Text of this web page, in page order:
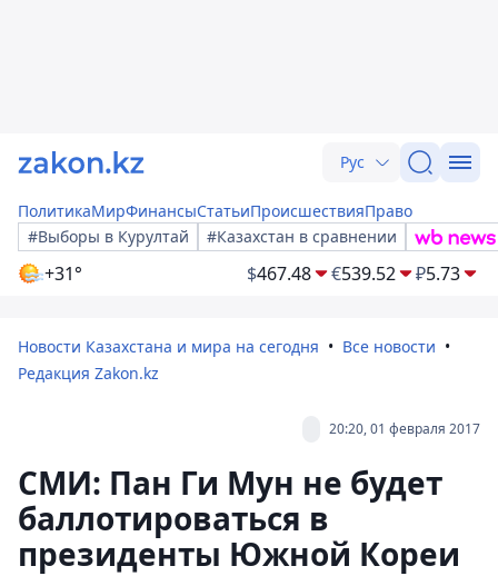
Рус
ПолитикаМирФинансыСтатьиПроисшествияПраво
#Выборы в Курултай
#Казахстан в сравнении
+31° $467.48 €539.52 ₽5.73
Новости Казахстана и мира на сегодня
Все новости
Редакция Zakon.kz
20:20, 01 февраля 2017
СМИ: Пан Ги Мун не будет
баллотироваться в
президенты Южной Кореи